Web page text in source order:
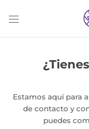
Estamos aquí para
de contacto y
puedes